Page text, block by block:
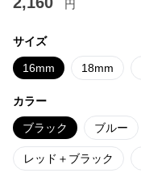
円
サイズ
16mm 18mm
カラー
ブラック ブルー
レッド＋ブラック